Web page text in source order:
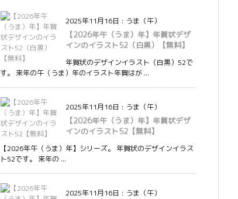
2025年11月16日 : うま（午）
【2026年午（うま）年】年賀状デザ
インのイラスト52（白黒）【無料】
年賀状のデザインイラスト（白黒）52で
す。 来年の午（うま）年のイラスト年賀はが ...
2025年11月16日 : うま（午）
【2026年午（うま）年】年賀状デザ
インのイラスト52【無料】
【2026年午（うま）年】シリーズ。 年賀状のデザインイラス
ト52です。 来年の ...
2025年11月16日 : うま（午）